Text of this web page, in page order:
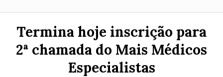
Termina hoje inscrição para
2ª chamada do Mais Médicos
Especialistas